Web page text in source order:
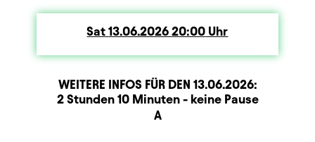
Sat Saturday
13.06.202620:00 Uhr
WEITERE INFOS FÜR DEN 13.06.2026:
BeschreibungInformation
Dauer und Pausen
2 Stunden 10 Minuten - keine Pause
A